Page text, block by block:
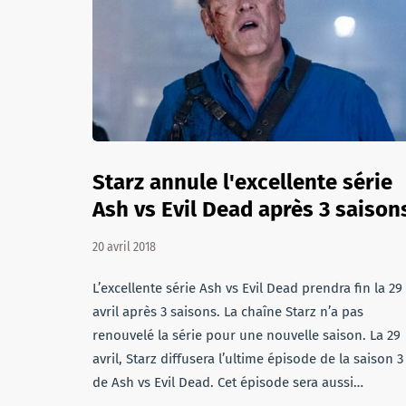
Starz annule l'excellente série
Ash vs Evil Dead après 3
20 avril 2018
L’excellente série Ash vs Evil Dead prendra fin la 29
avril après 3 saisons. La chaîne Starz n’a pas
renouvelé la série pour une nouvelle saison. La 29
avril, Starz diffusera l’ultime épisode de la saison 3
de Ash vs Evil Dead. Cet épisode sera aussi…